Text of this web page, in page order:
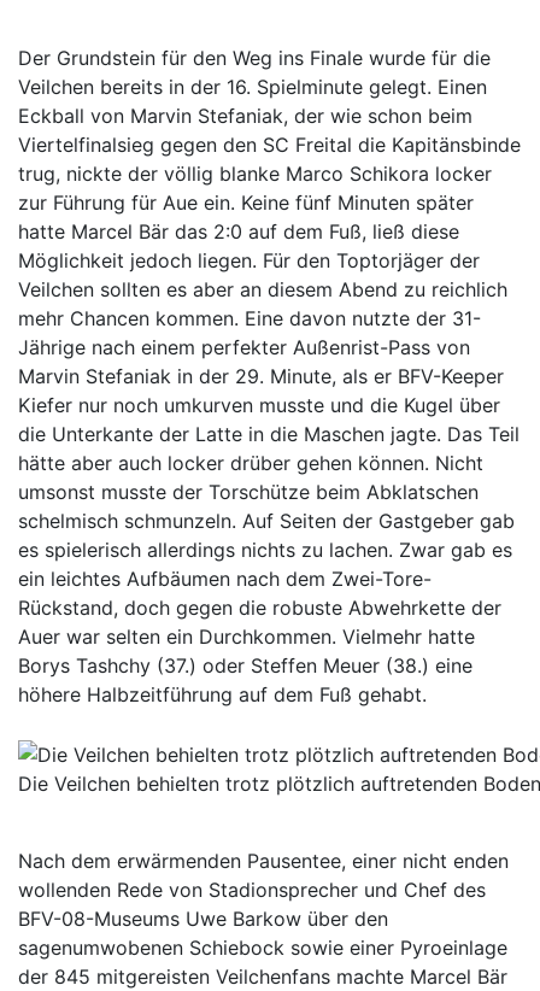
Der Grundstein für den Weg ins Finale wurde für die
Veilchen bereits in der 16. Spielminute gelegt. Einen
Eckball von Marvin Stefaniak, der wie schon beim
Viertelfinalsieg gegen den SC Freital die Kapitänsbinde
trug, nickte der völlig blanke Marco Schikora locker
zur Führung für Aue ein. Keine fünf Minuten später
hatte Marcel Bär das 2:0 auf dem Fuß, ließ diese
Möglichkeit jedoch liegen. Für den Toptorjäger der
Veilchen sollten es aber an diesem Abend zu reichlich
mehr Chancen kommen. Eine davon nutzte der 31-
Jährige nach einem perfekter Außenrist-Pass von
Marvin Stefaniak in der 29. Minute, als er BFV-Keeper
Kiefer nur noch umkurven musste und die Kugel über
die Unterkante der Latte in die Maschen jagte. Das Teil
hätte aber auch locker drüber gehen können. Nicht
umsonst musste der Torschütze beim Abklatschen
schelmisch schmunzeln. Auf Seiten der Gastgeber gab
es spielerisch allerdings nichts zu lachen. Zwar gab es
ein leichtes Aufbäumen nach dem Zwei-Tore-
Rückstand, doch gegen die robuste Abwehrkette der
Auer war selten ein Durchkommen. Vielmehr hatte
Borys Tashchy (37.) oder Steffen Meuer (38.) eine
höhere Halbzeitführung auf dem Fuß gehabt.
Die Veilchen behielten trotz plötzlich auftretenden
Nach dem erwärmenden Pausentee, einer nicht enden
wollenden Rede von Stadionsprecher und Chef des
BFV-08-Museums Uwe Barkow über den
sagenumwobenen Schiebock sowie einer Pyroeinlage
der 845 mitgereisten Veilchenfans machte Marcel Bär